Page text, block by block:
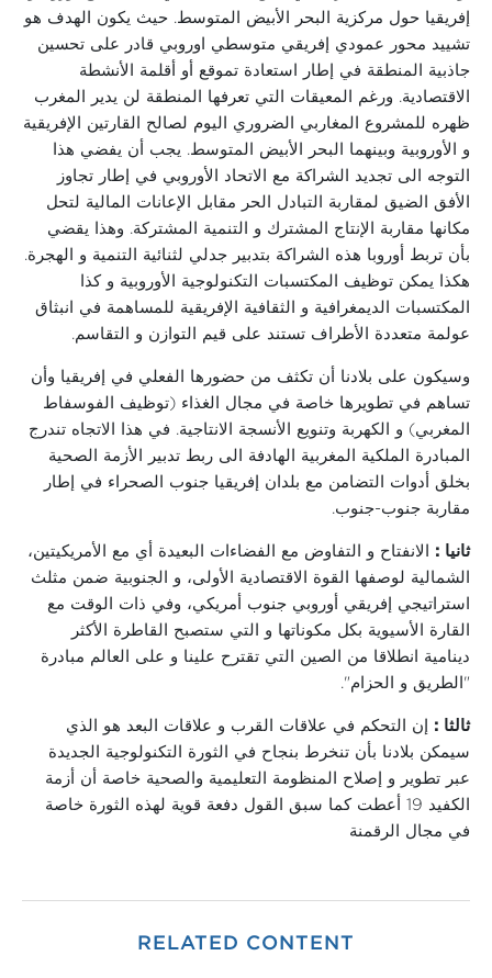
إفريقيا حول مركزية البحر الأبيض المتوسط. حيث يكون الهدف هو
تشييد محور عمودي إفريقي متوسطي اوروبي قادر على تحسين
جاذبية المنطقة في إطار استعادة تموقع أو أقلمة الأنشطة
الاقتصادية. ورغم المعيقات التي تعرفها المنطقة لن يدير المغرب
ظهره للمشروع المغاربي الضروري اليوم لصالح القارتين الإفريقية
و الأوروبية وبينهما البحر الأبيض المتوسط. يجب أن يفضي هذا
التوجه الى تجديد الشراكة مع الاتحاد الأوروبي في إطار تجاوز
الأفق الضيق لمقاربة التبادل الحر مقابل الإعانات المالية لتحل
مكانها مقاربة الإنتاج المشترك و التنمية المشتركة. وهذا يقضي
بأن تربط أوروبا هذه الشراكة بتدبير جدلي لثنائية التنمية و الهجرة.
هكذا يمكن توظيف المكتسبات التكنولوجية الأوروبية و كذا
المكتسبات الديمغرافية و الثقافية الإفريقية للمساهمة في انبثاق
عولمة متعددة الأطراف تستند على قيم التوازن و التقاسم.
وسيكون على بلادنا أن تكثف من حضورها الفعلي في إفريقيا وأن
تساهم في تطويرها خاصة في مجال الغذاء (توظيف الفوسفاط
المغربي) و الكهربة وتنويع الأنسجة الانتاجية. في هذا الاتجاه تندرج
المبادرة الملكية المغربية الهادفة الى ربط تدبير الأزمة الصحية
بخلق أدوات التضامن مع بلدان إفريقيا جنوب الصحراء في إطار
مقاربة جنوب-جنوب.
ثانيا :
الانفتاح و التفاوض مع الفضاءات البعيدة أي مع الأمريكيتين،
الشمالية لوصفها القوة الاقتصادية الأولى، و الجنوبية ضمن مثلث
استراتيجي إفريقي أوروبي جنوب أمريكي، وفي ذات الوقت مع
القارة الأسيوية بكل مكوناتها و التي ستصبح القاطرة الأكثر
دينامية انطلاقا من الصين التي تقترح علينا و على العالم مبادرة
"الطريق و الحزام".
ثالثا :
إن التحكم في علاقات القرب و علاقات البعد هو الذي
سيمكن بلادنا بأن تنخرط بنجاح في الثورة التكنولوجية الجديدة
عبر تطوير و إصلاح المنظومة التعليمية والصحية خاصة أن أزمة
الكفيد 19 أعطت كما سبق القول دفعة قوية لهذه الثورة خاصة
في مجال الرقمنة
RELATED CONTENT